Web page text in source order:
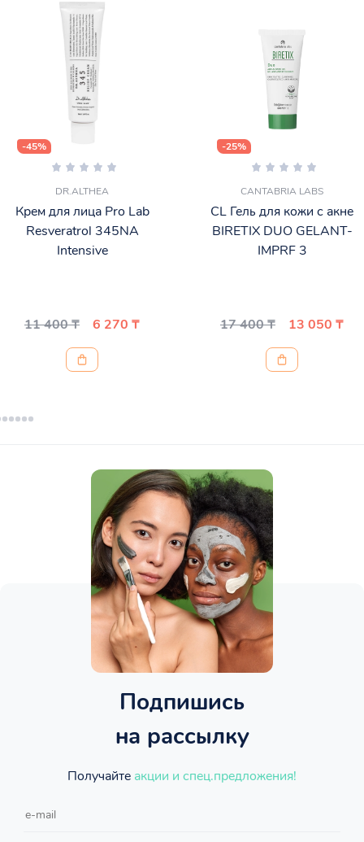
-45%
DR.ALTHEA
Крем для лица Pro Lab
Resveratrol 345NA
Intensive
11 400 ₸ 6 270 ₸
-25%
CANTABRIA LABS
CL Гель для кожи с акне
BIRETIX DUO GELANT-
IMPRF 3
17 400 ₸ 13 050 ₸
Подпишись
на рассылку
Получайте акции и спец.предложения!